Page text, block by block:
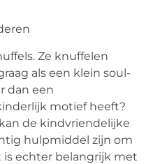
Ze knuffelen
als een klein soul-
dan een
motief heeft?
de kindvriendelijke
hulpmiddel zijn om
echter belangrijk met